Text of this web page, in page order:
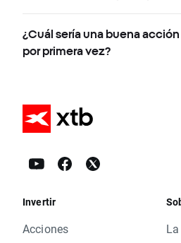
¿Cuál sería una buena
por primera vez?
Invertir
Acciones